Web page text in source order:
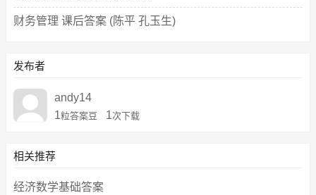
财务管理 课后答案 (陈平 孔玉生)
发布者
andy14
1粒答案豆 1次下载
相关推荐
经济数学基础答案